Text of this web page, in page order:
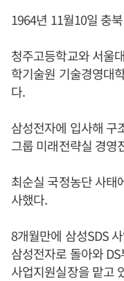
1964년 11월10일 충
청주고등학교와 서울
학기술원 기술경영대
다.
삼성전자에 입사해 구
그룹 미래전략실 경영
최순실 국정농단 사태
사했다.
8개월만에 삼성SDS
삼성전자로 돌아와
사업지원실장을 맡고